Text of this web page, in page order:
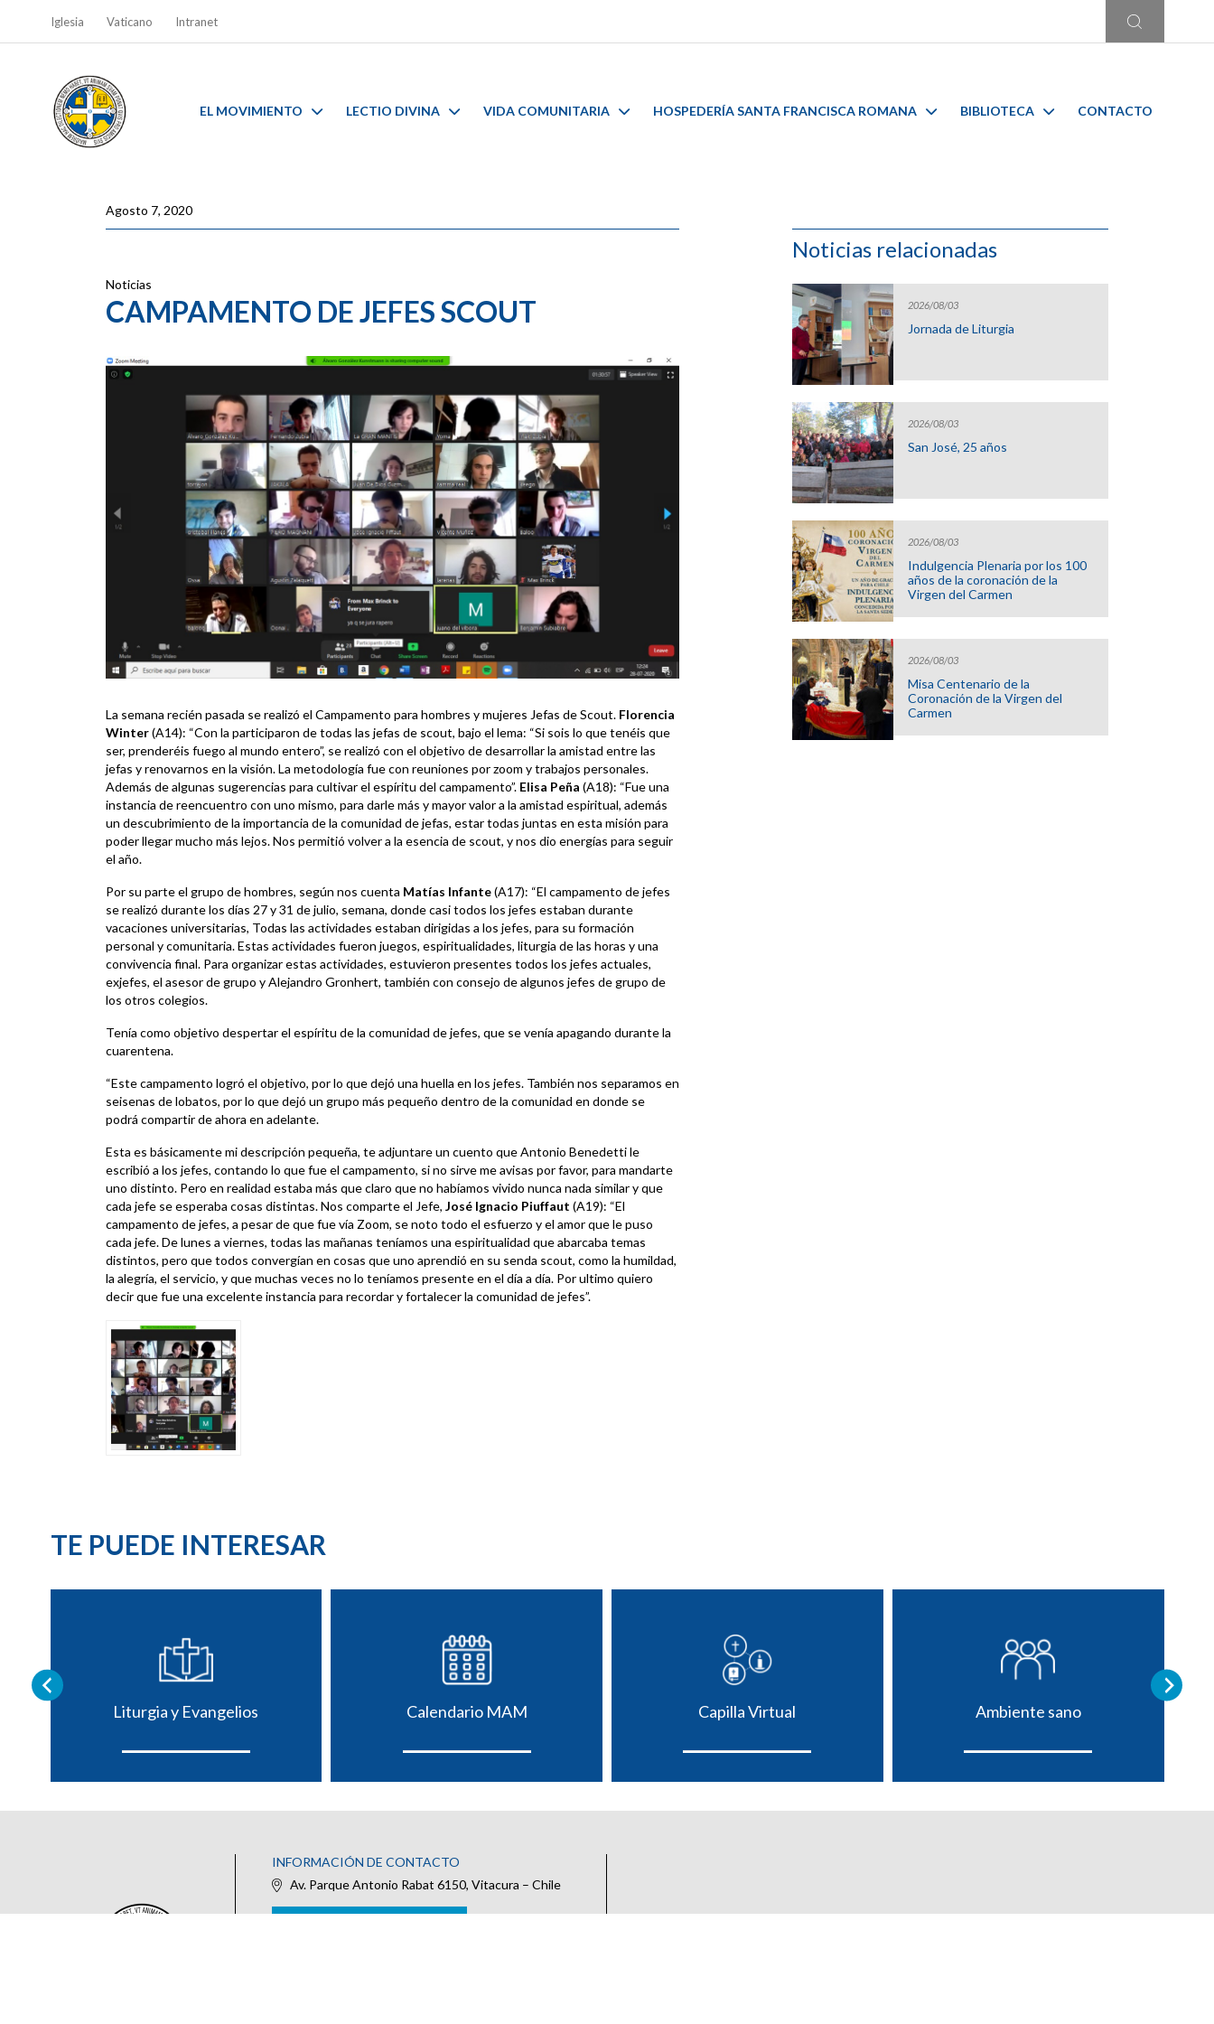
Iglesia Vaticano Intranet
EL MOVIMIENTO LECTIO DIVINA VIDA COMUNITARIA HOSPEDERÍA SANTA FRANCISCA ROMANA BIBLIOTECA CONTACTO
Agosto 7, 2020
Noticias
CAMPAMENTO DE JEFES SCOUT
La semana recién pasada se realizó el Campamento para hombres y mujeres Jefas de Scout. Florencia
Winter(A14): “Con la participaron de todas las jefas de scout, bajo el lema: “Si sois lo que tenéis que
ser, prenderéis fuego al mundo entero”, se realizó con el objetivo de desarrollar la amistad entre las
jefas y renovarnos en la visión. La metodología fue con reuniones por zoom y trabajos personales.
Además de algunas sugerencias para cultivar el espíritu del campamento”. Elisa Peña (A18): “Fue una
instancia de reencuentro con uno mismo, para darle más y mayor valor a la amistad espiritual, además
un descubrimiento de la importancia de la comunidad de jefas, estar todas juntas en esta misión para
poder llegar mucho más lejos. Nos permitió volver a la esencia de scout, y nos dio energías para seguir
el año.
Por su parte el grupo de hombres, según nos cuenta Matías Infante(A17): “El campamento de jefes
se realizó durante los días 27 y 31 de julio, semana, donde casi todos los jefes estaban durante
vacaciones universitarias, Todas las actividades estaban dirigidas a los jefes, para su formación
personal y comunitaria. Estas actividades fueron juegos, espiritualidades, liturgia de las horas y una
convivencia final. Para organizar estas actividades, estuvieron presentes todos los jefes actuales,
exjefes, el asesor de grupo y Alejandro Gronhert, también con consejo de algunos jefes de grupo de
los otros colegios.
Tenía como objetivo despertar el espíritu de la comunidad de jefes, que se venía apagando durante la
cuarentena.
“Este campamento logró el objetivo, por lo que dejó una huella en los jefes. También nos separamos en
seisenas de lobatos, por lo que dejó un grupo más pequeño dentro de la comunidad en donde se
podrá compartir de ahora en adelante.
Esta es básicamente mi descripción pequeña, te adjuntare un cuento que Antonio Benedetti le
escribió a los jefes, contando lo que fue el campamento, si no sirve me avisas por favor, para mandarte
uno distinto. Pero en realidad estaba más que claro que no habíamos vivido nunca nada similar y que
cada jefe se esperaba cosas distintas. Nos comparte el Jefe, José Ignacio Piuffaut (A19): “El
campamento de jefes, a pesar de que fue vía Zoom, se noto todo el esfuerzo y el amor que le puso
cada jefe. De lunes a viernes, todas las mañanas teníamos una espiritualidad que abarcaba temas
distintos, pero que todos convergían en cosas que uno aprendió en su senda scout, como la humildad,
la alegría, el servicio, y que muchas veces no lo teníamos presente en el día a día. Por ultimo quiero
decir que fue una excelente instancia para recordar y fortalecer la comunidad de jefes”.
Noticias relacionadas
2026/08/03
Jornada de Liturgia
2026/08/03
San José, 25 años
2026/08/03
Indulgencia Plenaria por los 100
años de la coronación de la
Virgen del Carmen
2026/08/03
Misa Centenario de la
Coronación de la Virgen del
Carmen
TE PUEDE INTERESAR
Liturgia y Evangelios Calendario MAM Capilla Virtual Ambiente sano
INFORMACIÓN DE CONTACTO
Av. Parque Antonio Rabat 6150, Vitacura – Chile